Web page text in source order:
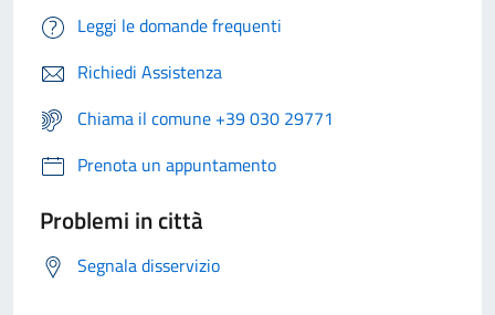
Leggi le domande frequenti
Richiedi Assistenza
Chiama il comune +39 030 29771
Prenota un appuntamento
Problemi in città
Segnala disservizio